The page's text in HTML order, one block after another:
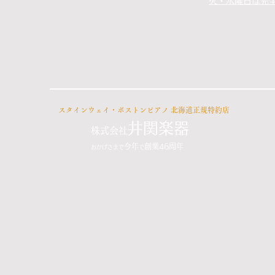
​スタインウェイ・ボストンピアノ 北海道正規特約店
株式会社 井関楽器
今年 創業46周年